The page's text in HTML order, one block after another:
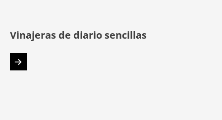
Vinajeras de diario sencillas